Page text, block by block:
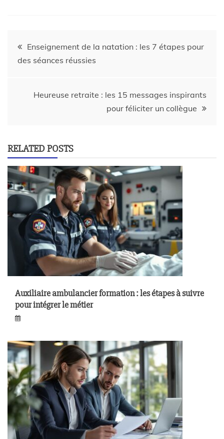
Enseignement de la natation : les 7 étapes pour
des séances réussies
Heureuse retraite : les 15 messages inspirants
pour féliciter un collègue
RELATED POSTS
Auxiliaire ambulancier formation : les étapes à suivre
pour intégrer le métier